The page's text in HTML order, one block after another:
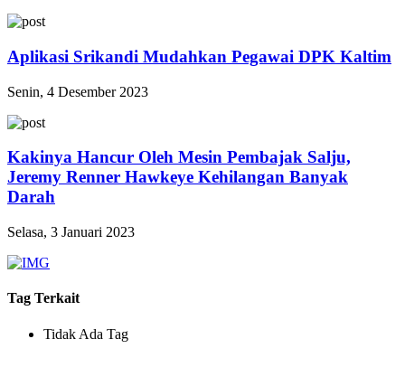
Aplikasi Srikandi Mudahkan Pegawai DPK Kaltim
Senin, 4 Desember 2023
Kakinya Hancur Oleh Mesin Pembajak Salju,
Jeremy Renner Hawkeye Kehilangan Banyak
Darah
Selasa, 3 Januari 2023
Tag Terkait
Tidak Ada Tag